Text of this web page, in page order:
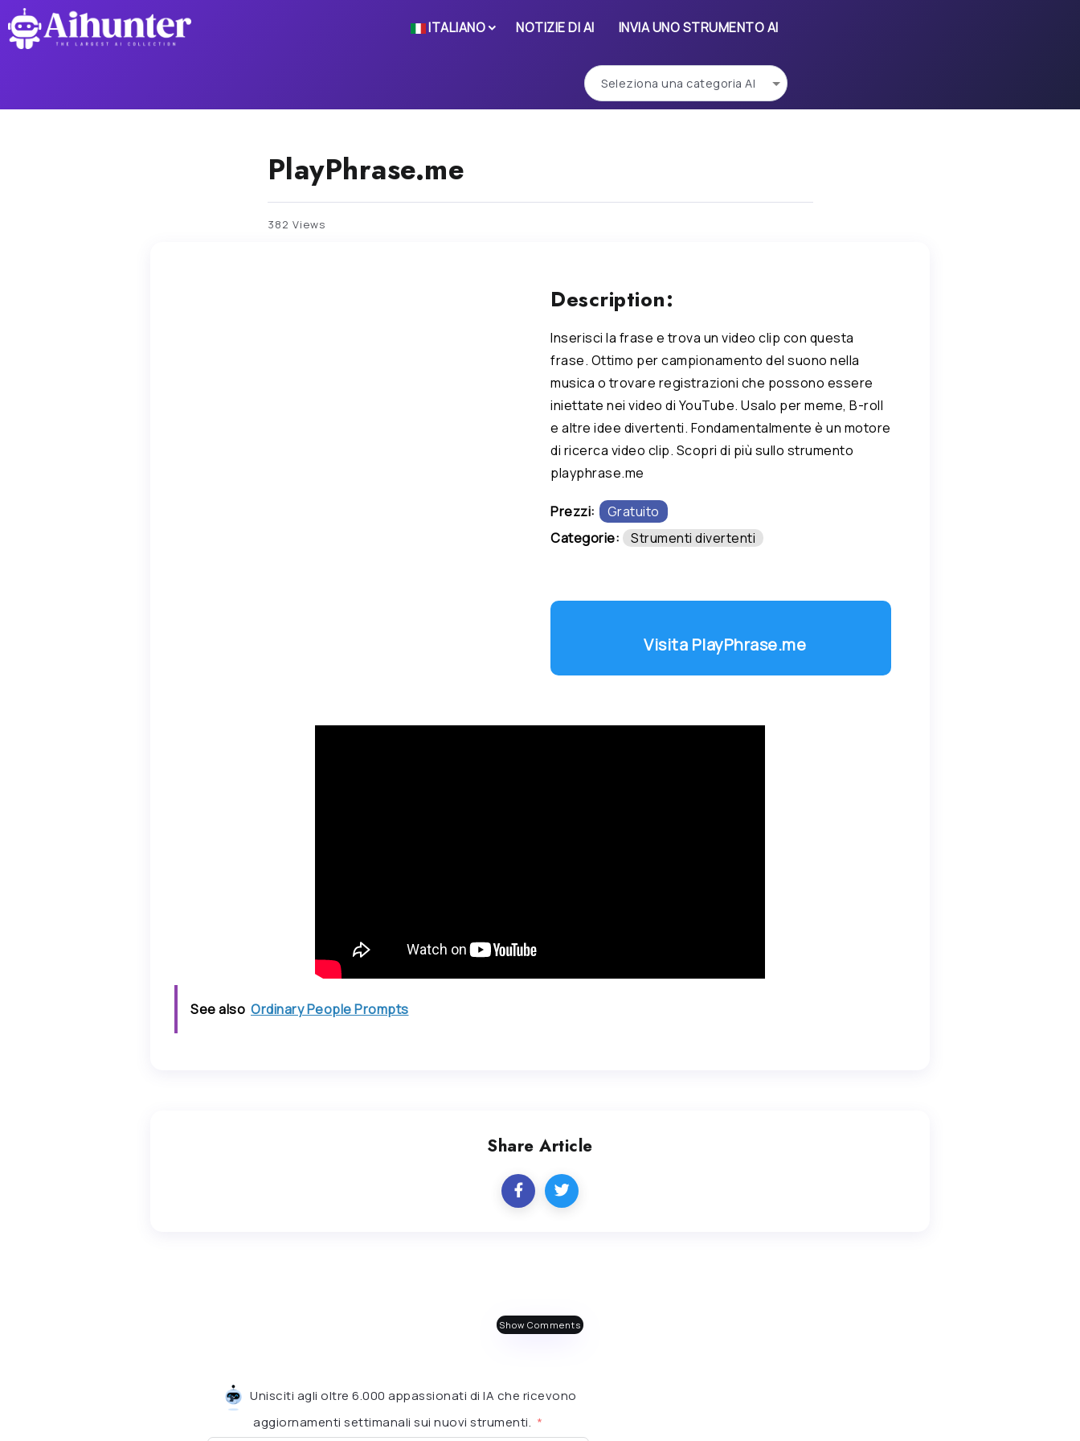
ITALIANO NOTIZIE DI AI INVIA UNO STRUMENTO AI
PlayPhrase.me
382 Views
Description:
Inserisci la frase e trova un video clip con questa
frase. Ottimo per campionamento del suono nella
musica o trovare registrazioni che possono essere
iniettate nei video di YouTube. Usalo per meme, B-roll
e altre idee divertenti. Fondamentalmente è un motore
di ricerca video clip. Scopri di più sullo strumento
playphrase.me
Prezzi:
Gratuito
Categorie:
Strumenti divertenti
Visita PlayPhrase.me
See also Ordinary People Prompts
Share Article
Show Comments
Unisciti agli oltre 6.000 appassionati di IA che ricevono
aggiornamenti settimanali sui nuovi strumenti.